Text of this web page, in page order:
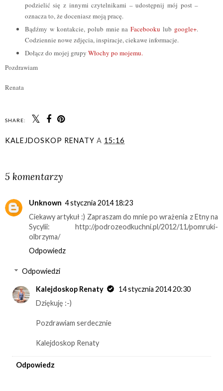
podzielić się z innymi czytelnikami – udostępnij mój post –
oznacza to, że doceniasz moją pracę.
Bądźmy w kontakcie, polub mnie naFacebooku lub google+.
Codziennie nowe zdjęcia, inspiracje, ciekawe informacje.
Dołącz do mojej grupy Włochy po mojemu.
Pozdrawiam
Renata
SHARE:
KALEJDOSKOP RENATY A 15:16
5 komentarzy
Unknown 4 stycznia 2014 18:23
Ciekawy artykuł :) Zapraszam do mnie po wrażenia z Etny na
Sycylii: http://podrozeodkuchni.pl/2012/11/pomruki-
olbrzyma/
Odpowiedz
Odpowiedzi
Kalejdoskop Renaty
14 stycznia 2014 20:30
Dziękuję :-)
Pozdrawiam serdecznie
Kalejdoskop Renaty
Odpowiedz